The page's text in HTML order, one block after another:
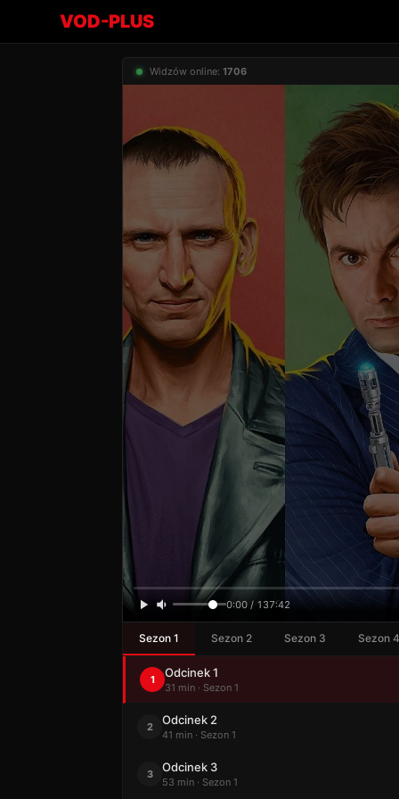
VOD-PLUS
Widzów online: 1706
0:00 / 137:42
Sezon 1 Sezon 2 Sezon 3 Sezon 4
1 Odcinek 1
31 min · Sezon 1
2 Odcinek 2
41 min · Sezon 1
3 Odcinek 3
53 min · Sezon 1